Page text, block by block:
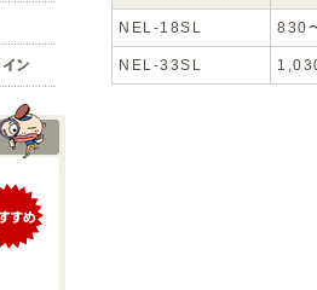
NEL-18SL 830
NEL-33SL